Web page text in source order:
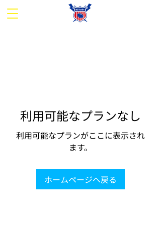
利用可能なプランなし
利用可能なプランがここに表示され
ます。
ホームページへ戻る